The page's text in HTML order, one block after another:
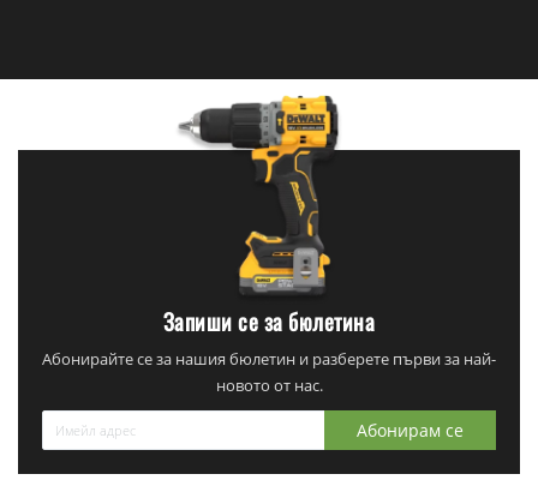
Запиши се за бюлетина
Абонирайте се за нашия бюлетин и разберете първи за най-
новото от нас.
Абонирам се